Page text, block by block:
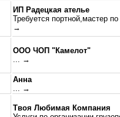
ИП Радецкая ателье
Требуется портной,мастер
→
ООО ЧОП "Камелот"
... →
Анна
... →
Твоя Любимая Компания